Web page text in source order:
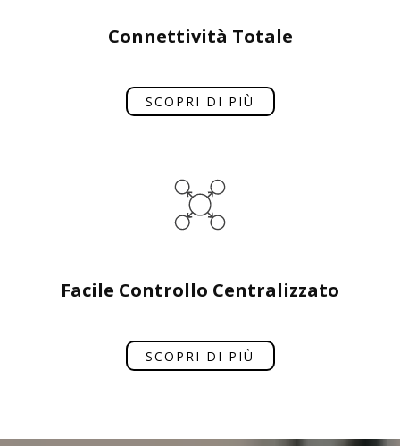
Connettività Totale
SCOPRI DI PIÙ
Facile Controllo Centralizzato
SCOPRI DI PIÙ